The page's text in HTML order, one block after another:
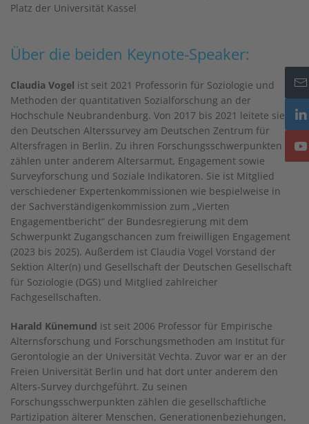
Platz der Universität Kassel
Über die beiden Keynote-Speaker:
Claudia Vogel ist seit 2021 Professorin für Soziologie und
Methoden der quantitativen Sozialforschung an der
Hochschule Neubrandenburg. Von 2017 bis 2021 leitete sie
den Deutschen Alterssurvey am Deutschen Zentrum für
Altersfragen in Berlin. Zu ihren Forschungsschwerpunkten
zählen unter anderem Altersarmut, Engagement sowie
Surveyforschung und Soziale Indikatoren. Sie ist Mitglied
verschiedener Expertenkommissionen wie bespielweise in
der Sachverständigenkommission zum „Vierten
Engagementbericht“ der Bundesregierung mit dem
Schwerpunkt Zugangschancen zum freiwilligen Engagement
(2023 bis 2025). Außerdem ist Claudia Vogel Vorstand der
Sektion Alter(n) und Gesellschaft der Deutschen Gesellschaft
für Soziologie (DGS) und Mitglied zahlreicher
Fachgesellschaften.
Harald Künemund ist seit 2006 Professor für Empirische
Alternsforschung und Forschungsmethoden am Institut für
Gerontologie an der Universität Vechta. Zuvor war er an der
Freien Universität Berlin und hat dort unter anderem den
Alters-Survey durchgeführt. Zu seinen
Forschungsschwerpunkten zählen die gesellschaftliche
Partizipation älterer Menschen, Generationenbeziehungen,